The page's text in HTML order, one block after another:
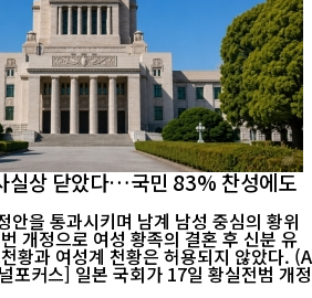
실상 닫았다…국민 83% 찬성에도
안을 통과시키며 남계 남성 중심의 황위
개정으로 여성 황족의 결혼 후 신분 유
황과 여성계 천황은 허용되지 않았다. (A